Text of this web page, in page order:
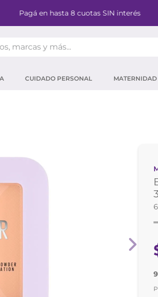
Pagá en hasta 8 cuotas SIN interés
CUIDADO PERSONAL MATERNIDAD